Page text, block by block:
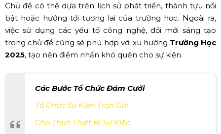
Chủ đề có thể dựa trên lịch sử phát triển, thành tựu nổi
bật hoặc hướng tới tương lai của trường học. Ngoài ra,
việc sử dụng các yếu tố công nghệ, đổi mới sáng tạo
trong chủ đề cũng sẽ phù hợp với xu hướng Trường Học
2025, tạo nên điểm nhấn khó quên cho sự kiện.
Các Bước Tổ Chức Đám Cưới
Tổ Chức Sự Kiện Trọn Gói
Cho Thuê Thiết Bị Sự Kiện